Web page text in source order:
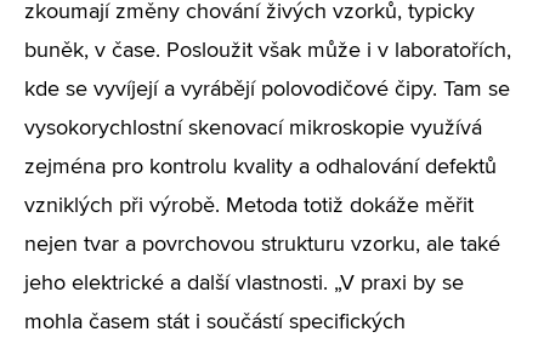
zkoumají změny chování živých vzorků, typicky
buněk, v čase. Posloužit však může i v laboratořích,
kde se vyvíjejí a vyrábějí polovodičové čipy. Tam se
vysokorychlostní skenovací mikroskopie využívá
zejména pro kontrolu kvality a odhalování defektů
vzniklých při výrobě. Metoda totiž dokáže měřit
nejen tvar a povrchovou strukturu vzorku, ale také
jeho elektrické a další vlastnosti. „V praxi by se
mohla časem stát i součástí specifických